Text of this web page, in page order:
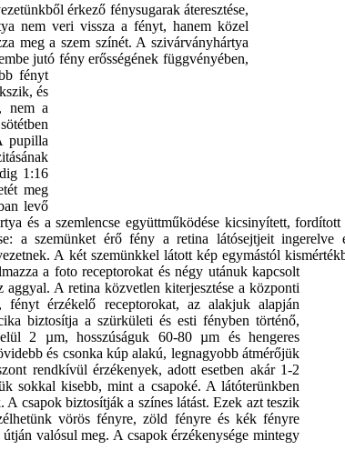
érkező fénysugarak áteresztése,
nem veri vissza a fényt, hanem közel
meg a szem színét. A szivárványhártya
jutó fény erősségének függvényében,
fényt
és
nem a
pupilla
1:16
meg
levő
és a szemlencse együttműködése kicsinyített,
a szemünket érő fény a retina látósejtjeit
A két szemünkkel látott kép egymástól
a foto receptorokat és négy utánuk kapcsolt
aggyal. A retina közvetlen kiterjesztése a központi
érzékelő receptorokat, az alakjuk alapján
biztosítja a szürkületi és esti fényben történő,
2 µm, hosszúságuk 60-80 µm és hengeres
és csonka kúp alakú, legnagyobb átmérőjük
rendkívül érzékenyek, adott esetben akár 1-2
sokkal kisebb, mint a csapoké. A látóterünkben
csapok biztosítják a színes látást. Ezek azt teszik
vörös fényre, zöld fényre és kék fényre
valósul meg. A csapok érzékenysége mintegy